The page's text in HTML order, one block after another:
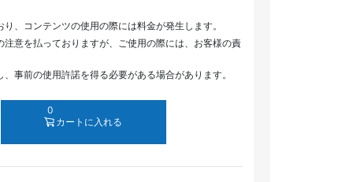
、コンテンツの使用の際には料金が発生します。
意を払っておりますが、ご使用の際には、お客様の責
事前の使用許諾を得る必要がある場合があります。
0
カートに入れる